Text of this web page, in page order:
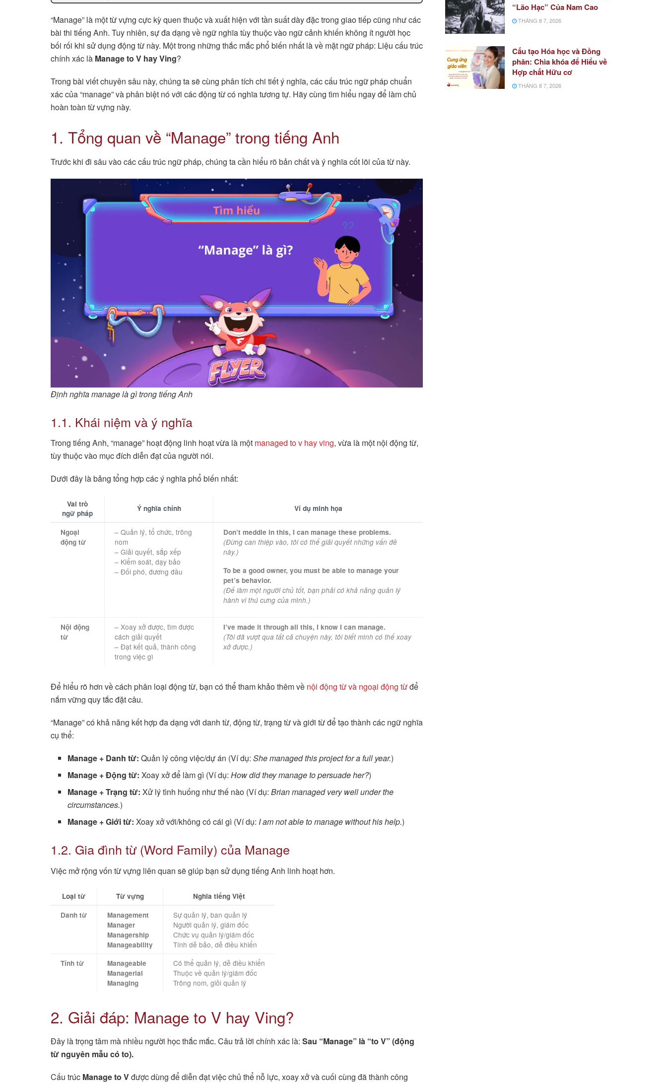
“Manage” là một từ vựng cực kỳ quen thuộc và xuất hiện với tần suất dày đặc trong giao tiếp cũng như các
bài thi tiếng Anh. Tuy nhiên, sự đa dạng về ngữ nghĩa tùy thuộc vào ngữ cảnh khiến không ít người học
bối rối khi sử dụng động từ này. Một trong những thắc mắc phổ biến nhất là về mặt ngữ pháp: Liệu cấu trúc
chính xác là Manage to V hay Ving?
Trong bài viết chuyên sâu này, chúng ta sẽ cùng phân tích chi tiết ý nghĩa, các cấu trúc ngữ pháp chuẩn
xác của “manage” và phân biệt nó với các động từ có nghĩa tương tự. Hãy cùng tìm hiểu ngay để làm chủ
hoàn toàn từ vựng này.
1. Tổng quan về “Manage” trong tiếng Anh
Trước khi đi sâu vào các cấu trúc ngữ pháp, chúng ta cần hiểu rõ bản chất và ý nghĩa cốt lõi của từ này.
Định nghĩa manage là gì trong tiếng Anh
1.1. Khái niệm và ý nghĩa
Trong tiếng Anh, “manage” hoạt động linh hoạt vừa là một managed to v hay ving, vừa là một nội động từ,
tùy thuộc vào mục đích diễn đạt của người nói.
Dưới đây là bảng tổng hợp các ý nghĩa phổ biến nhất:
Vai trò
ngữ pháp
Ý nghĩa chính Ví dụ minh họa
Ngoại
động từ
– Quản lý, tổ chức, trông
nom
– Giải quyết, sắp xếp
– Kiểm soát, dạy bảo
– Đối phó, đương đầu
Don’t meddle in this, I can manage these problems.
(Đừng can thiệp vào, tôi có thể giải quyết những vấn đề
này.)
To be a good owner, you must be able to manage your
pet’s behavior.
(Để làm một người chủ tốt, bạn phải có khả năng quản lý
hành vi thú cưng của mình.)
Nội động
từ
– Xoay xở được, tìm được
cách giải quyết
– Đạt kết quả, thành công
trong việc gì
I’ve made it through all this, I know I can manage.
(Tôi đã vượt qua tất cả chuyện này, tôi biết mình có thể xoay
xở được.)
Để hiểu rõ hơn về cách phân loại động từ, bạn có thể tham khảo thêm về nội động từ và ngoại động từđể
nắm vững quy tắc đặt câu.
“Manage” có khả năng kết hợp đa dạng với danh từ, động từ, trạng từ và giới từ để tạo thành các ngữ nghĩa
cụ thể:
Manage + Danh từ: Quản lý công việc/dự án (Ví dụ:She managed this project for a full year.)
Manage + Động từ: Xoay xở để làm gì (Ví dụ:How did they manage to persuade her?)
Manage + Trạng từ: Xử lý tình huống như thế nào (Ví dụ:Brian managed very well under the
circumstances.)
Manage + Giới từ: Xoay xở với/không có cái gì (Ví dụ: I am not able to manage without his help.)
1.2. Gia đình từ (Word Family) của Manage
Việc mở rộng vốn từ vựng liên quan sẽ giúp bạn sử dụng tiếng Anh linh hoạt hơn.
Loại từ Từ vựng
Nghĩa tiếng Việt
Danh từ
Management
Manager
Managership
Manageability
Sự quản lý, ban quản lý
Người quản lý, giám đốc
Chức vụ quản lý/giám đốc
Tính dễ bảo, dễ điều khiển
Tính từ
Manageable
Managerial
Managing
Có thể quản lý, dễ điều khiển
Thuộc về quản lý/giám đốc
Trông nom, giỏi quản lý
2. Giải đáp: Manage to V hay Ving?
Đây là trọng tâm mà nhiều người học thắc mắc. Câu trả lời chính xác là: Sau “Manage” là “to V” (động
từ nguyên mẫu có to).
Cấu trúc Manage to Vđược dùng để diễn đạt việc chủ thể nỗ lực, xoay xở và cuối cùng đã thành công
“Lão Hạc” Của Nam Cao
THÁNG 8 7, 2026
Cấu tạo Hóa học và Đồng
phân: Chìa khóa để Hiểu về
Hợp chất Hữu cơ
THÁNG 8 7, 2026